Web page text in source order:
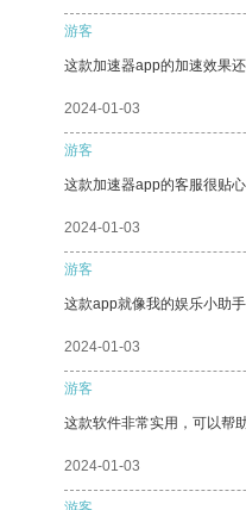
游客
这款加速器app的加速效果
2024-01-03
游客
这款加速器app的客服很贴
2024-01-03
游客
这款app就像我的娱乐小助
2024-01-03
游客
这款软件非常实用，可以帮
2024-01-03